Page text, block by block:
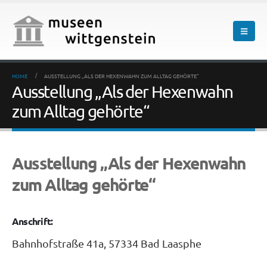
HOME AUSSTELLUNG „ALS DER HEXENWAHN ZUM ALLTAG GEHÖRTE“
Ausstellung „Als der Hexenwahn
zum Alltag gehörte“
Ausstellung „Als der Hexenwahn
zum Alltag gehörte“
Anschrift:
Bahnhofstraße 41a, 57334 Bad Laasphe